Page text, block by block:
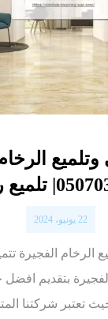
22 يونيو، 2024
الرخام الفجيرة
بتقديم
تعتبر شركتنا